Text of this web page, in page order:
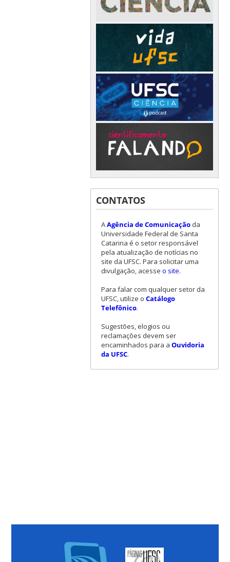
CONTATOS
AAgência de Comunicaçãoda
Universidade Federal de Santa
Catarina é o setor responsável
pela atualização de notícias no
site da UFSC. Para solicitar uma
divulgação, acesse o site.
Para falar com qualquer setor da
UFSC, utilize o Catálogo
Telefônico.
Sugestões, elogios ou
reclamações devem ser
encaminhados para a Ouvidoria
da UFSC.